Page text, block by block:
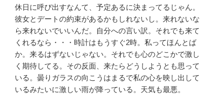
休日に呼び出すなんて、予定あるに決まってるじゃん。
彼女とデートの約束があるかもしれないし。来れないな
ら来れないでいいんだ。自分への言い訳。それでも来て
くれるなら・・・時計はもうすぐ2時。私ってほんとば
か。来るはずないじゃない。それでも心のどこかで激し
く期待してる。その反面、来たらどうしようとも思って
いる。曇りガラスの向こうはまるで私の心を映し出して
いるみたいに激しい雨が降っている。天気も最悪。